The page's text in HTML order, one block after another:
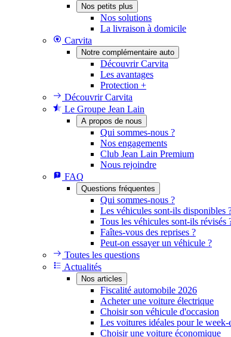
Nos petits plus
Nos solutions
La livraison à domicile
Carvita
Notre complémentaire auto
Découvrir Carvita
Les avantages
Protection +
Découvrir Carvita
Le Groupe Jean Lain
A propos de nous
Qui sommes-nous ?
Nos engagements
Club Jean Lain Premium
Nous rejoindre
FAQ
Questions fréquentes
Qui sommes-nous ?
Les véhicules sont-ils disponibles
Tous les véhicules sont-ils révisés
Faîtes-vous des reprises ?
Peut-on essayer un véhicule ?
Toutes les questions
Actualités
Nos articles
Fiscalité automobile 2026
Acheter une voiture électrique
Choisir son véhicule d'occasion
Les voitures idéales pour le week-
Choisir une voiture économique